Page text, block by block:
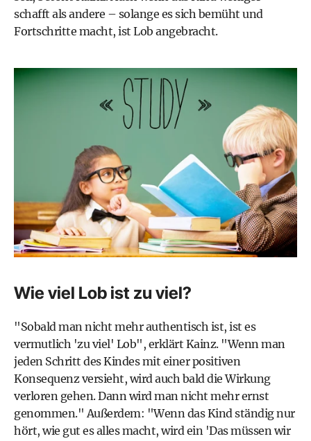
schafft als andere – solange es sich bemüht und
Fortschritte macht, ist Lob angebracht.
Wie viel Lob ist zu viel?
"Sobald man nicht mehr authentisch ist, ist es
vermutlich 'zu viel' Lob", erklärt Kainz. "Wenn man
jeden Schritt des Kindes mit einer positiven
Konsequenz versieht, wird auch bald die Wirkung
verloren gehen. Dann wird man nicht mehr ernst
genommen." Außerdem: "Wenn das Kind ständig nur
hört, wie gut es alles macht, wird ein 'Das müssen wir